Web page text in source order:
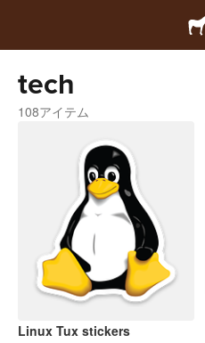
tech
108アイテム
Linux Tux stickers